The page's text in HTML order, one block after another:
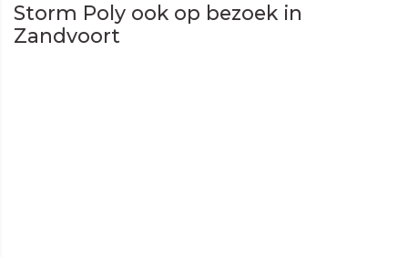
Storm Poly ook op bezoek in
Zandvoort